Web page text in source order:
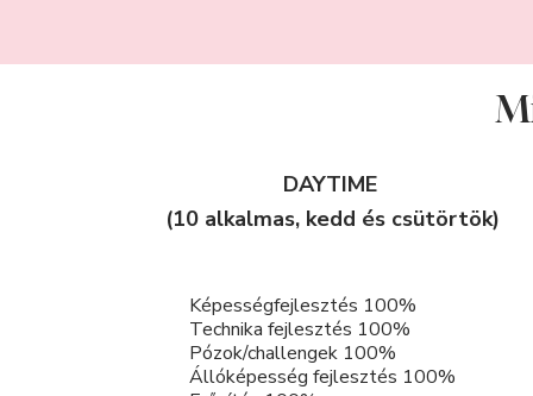
DAYTIME
(10 alkalmas, kedd és csütörtök)
Képességfejlesztés 100%
Technika fejlesztés 100%
Pózok/challengek 100%
Állóképesség fejlesztés 100%